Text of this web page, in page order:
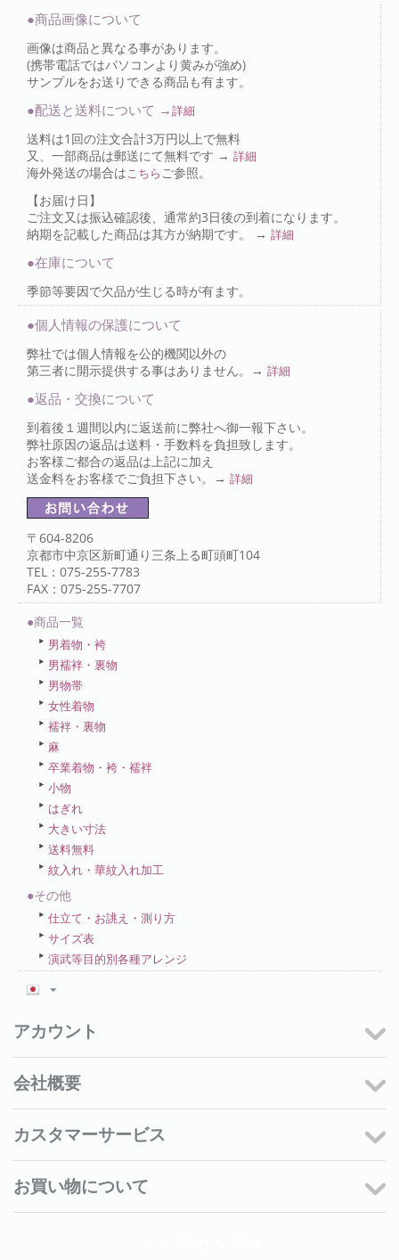
●商品画像について
画像は商品と異なる事があります。
(携帯電話ではパソコンより黄みが強め)
サンプルをお送りできる商品も有ます。
●配送と送料について →詳細
送料は1回の注文合計3万円以上で無料
又、一部商品は郵送にて無料です → 詳細
海外発送の場合はこちら ご参照。
【お届け日】
ご注文又は振込確認後、通常約3日後の到着になります。
納期を記載した商品は其方が納期です。 → 詳細
●在庫について
季節等要因で欠品が生じる時が有ます。
●個人情報の保護について
弊社では個人情報を公的機関以外の
第三者に開示提供する事はありません。→ 詳細
●返品・交換について
到着後１週間以内に返送前に弊社へ御一報下さい。
弊社原因の返品は送料・手数料を負担致します。
お客様ご都合の返品は上記に加え
送金料をお客様でご負担下さい。→ 詳細
〒604-8206
京都市中京区新町通り三条上る町頭町104
TEL：075-255-7783
FAX：075-255-7707
●商品一覧
男着物・袴
男襦袢・裏物
男物帯
女性着物
襦袢・裏物
麻
卒業着物・袴・襦袢
小物
はぎれ
大きい寸法
送料無料
紋入れ・華紋入れ加工
●その他
仕立て・お誂え・測り方
サイズ表
演武等目的別各種アレンジ
アカウント
会社概要
カスタマーサービス
お買い物について